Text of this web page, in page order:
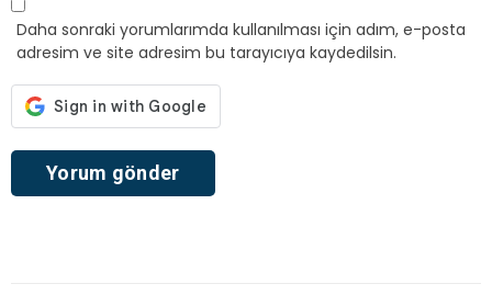
Daha sonraki yorumlarımda kullanılması için adım, e-posta
adresim ve site adresim bu tarayıcıya kaydedilsin.